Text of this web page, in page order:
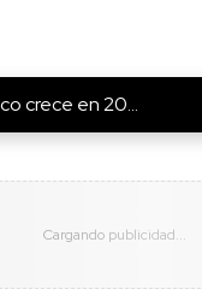
crece en 20...